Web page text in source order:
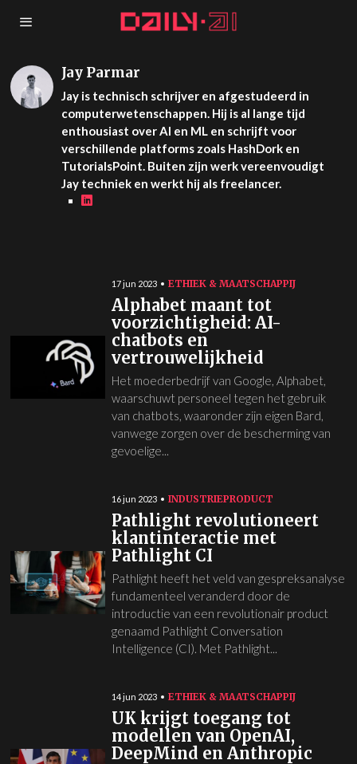
Jay Parmar
Jay is technisch schrijver en afgestudeerd in
computerwetenschappen. Hij is al lange tijd
enthousiast over AI en ML en schrijft voor
verschillende platforms zoals HashDork en
TutorialsPoint. Buiten zijn werk vereenvoudigt
Jay techniek en werkt hij als freelancer.
17 jun 2023 ETHIEK & MAATSCHAPPIJ
Alphabet maant tot
voorzichtigheid: AI-
chatbots en
vertrouwelijkheid
Het moederbedrijf van Google, Alphabet,
waarschuwt personeel tegen het gebruik
van chatbots, waaronder zijn eigen Bard,
vanwege zorgen over de bescherming van
gevoelige...
16 jun 2023 INDUSTRIEPRODUCT
Pathlight revolutioneert
klantinteractie met
Pathlight CI
Pathlight heeft het veld van gespreksanalyse
fundamenteel veranderd door de
introductie van een revolutionair product
genaamd Pathlight Conversation
Intelligence (CI). Met Pathlight...
14 jun 2023 ETHIEK & MAATSCHAPPIJ
UK krijgt toegang tot
modellen van OpenAI,
DeepMind en Anthropic